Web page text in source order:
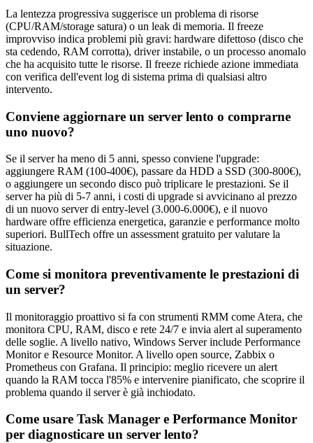
La lentezza progressiva suggerisce un problema di risorse
(CPU/RAM/storage satura) o un leak di memoria. Il freeze
improvviso indica problemi più gravi: hardware difettoso (disco che
sta cedendo, RAM corrotta), driver instabile, o un processo anomalo
che ha acquisito tutte le risorse. Il freeze richiede azione immediata
con verifica dell'event log di sistema prima di qualsiasi altro
intervento.
Conviene aggiornare un server lento o comprarne
uno nuovo?
Se il server ha meno di 5 anni, spesso conviene l'upgrade:
aggiungere RAM (100-400€), passare da HDD a SSD (300-800€),
o aggiungere un secondo disco può triplicare le prestazioni. Se il
server ha più di 5-7 anni, i costi di upgrade si avvicinano al prezzo
di un nuovo server di entry-level (3.000-6.000€), e il nuovo
hardware offre efficienza energetica, garanzie e performance molto
superiori. BullTech offre un assessment gratuito per valutare la
situazione.
Come si monitora preventivamente le prestazioni di
un server?
Il monitoraggio proattivo si fa con strumenti RMM come Atera, che
monitora CPU, RAM, disco e rete 24/7 e invia alert al superamento
delle soglie. A livello nativo, Windows Server include Performance
Monitor e Resource Monitor. A livello open source, Zabbix o
Prometheus con Grafana. Il principio: meglio ricevere un alert
quando la RAM tocca l'85% e intervenire pianificato, che scoprire il
problema quando il server è già inchiodato.
Come usare Task Manager e Performance Monitor
per diagnosticare un server lento?